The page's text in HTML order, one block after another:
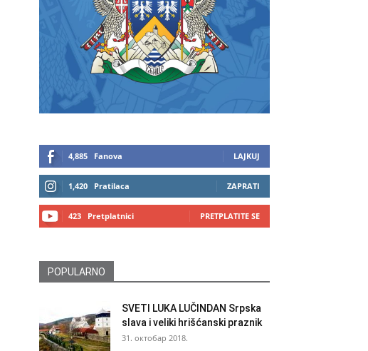
4,885 Fanova LAJKUJ
1,420 Pratilaca ZAPRATI
423 Pretplatnici PRETPLATITE SE
POPULARNO
SVETI LUKA LUČINDAN Srpska
slava i veliki hrišćanski praznik
31. октобар 2018.